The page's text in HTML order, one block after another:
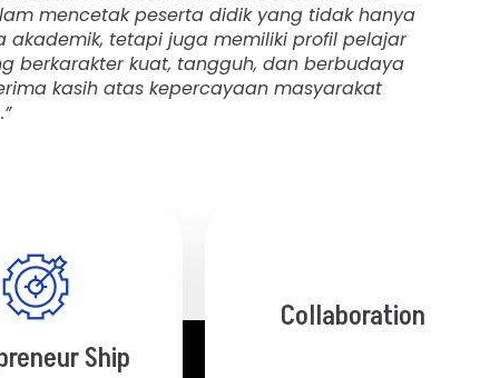
mencetak peserta didik yang tidak hanya
akademik, tetapi juga memiliki profil pelajar
berkarakter kuat, tangguh, dan berbudaya
kasih atas kepercayaan masyarakat
Ship
Collaboration